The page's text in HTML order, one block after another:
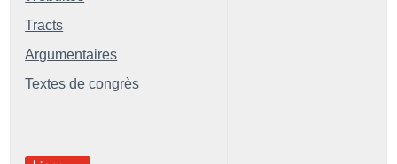
Tracts
Argumentaires
Textes de congrès